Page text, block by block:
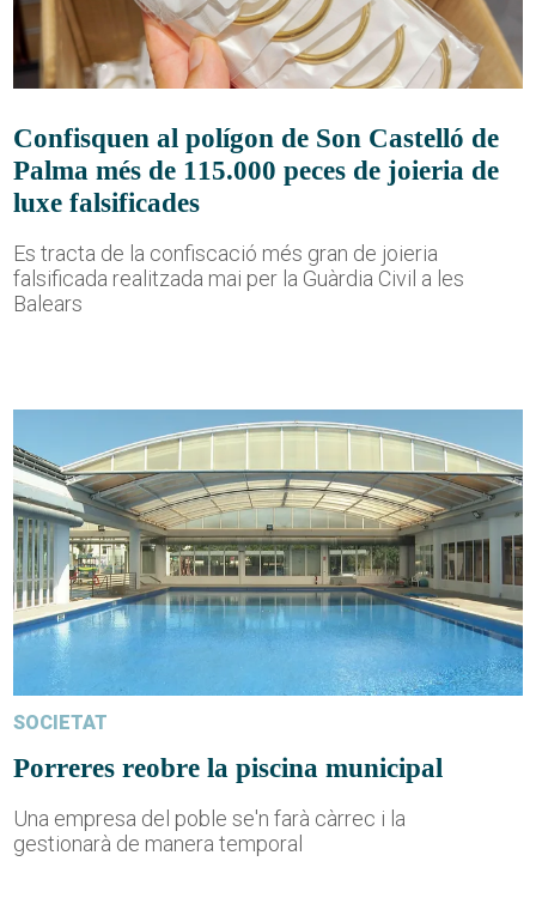
Confisquen al polígon de Son Castelló de
Palma més de 115.000 peces de joieria de
luxe falsificades
Es tracta de la confiscació més gran de joieria
falsificada realitzada mai per la Guàrdia Civil a les
Balears
SOCIETAT
Porreres reobre la piscina municipal
Una empresa del poble se'n farà càrrec i la
gestionarà de manera temporal